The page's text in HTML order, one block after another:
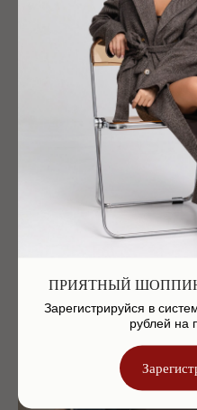
Жакет с мужского плеча
ПРИЯТНЫЙ
Зарегистрируйся в
рублей на